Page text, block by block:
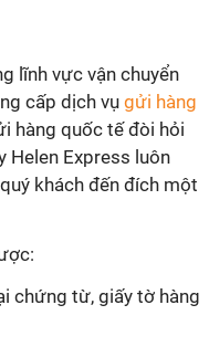
lĩnh vực vận chuyển
cấp dịch vụ gửi hàng
hàng quốc tế đòi hỏi
Helen Express luôn
khách đến đích một
chứng từ, giấy tờ hàng